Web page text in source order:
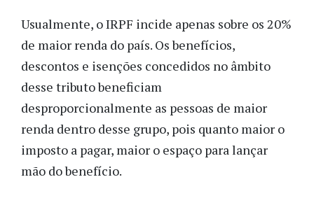
Usualmente, o IRPF incide apenas sobre os 20%
de maior renda do país. Os benefícios,
descontos e isenções concedidos no âmbito
desse tributo beneficiam
desproporcionalmente as pessoas de maior
renda dentro desse grupo, pois quanto maior o
imposto a pagar, maior o espaço para lançar
mão do benefício.